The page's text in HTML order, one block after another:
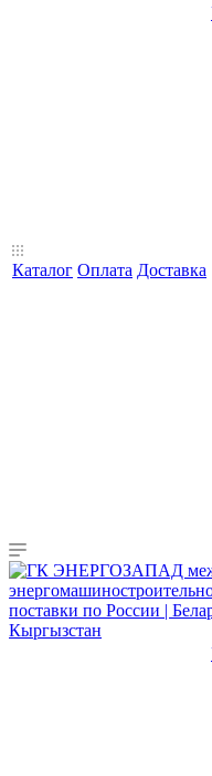
Каталог Оплата Доставка